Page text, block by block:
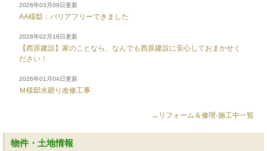
2026年03月09日更新
AA様邸：バリアフリーできました
2026年02月18日更新
【西原建設】家のことなら、なんでも西原建設に安心しておまかせく
ださい！
2026年01月04日更新
Ｍ様邸水廻り改修工事
→リフォーム＆修理-施工中一覧
物件・土地情報